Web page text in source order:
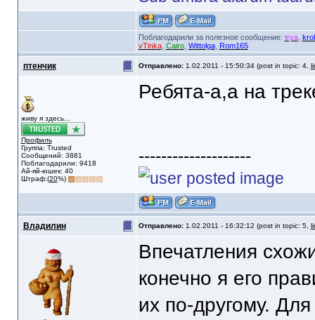
Поблагодарили за полезное сообщение: trya,
vTinka, Cairo, Wittolga, Rom165
птенчик Отправлено: 1.02.2011 - 15:50:34 (post in topic: 4,
живу я здесь...
Профиль
Группа: Trusted
Сообщений: 3881
Поблагодарили: 9418
Ай-яй-юшек: 40
Штраф:(20%)
Ребята-а,а на
--------------------
Владилин Отправлено: 1.02.2011 - 16:32:12 (post in topic: 5,
Впечатления
конечно я его
их по-другому.